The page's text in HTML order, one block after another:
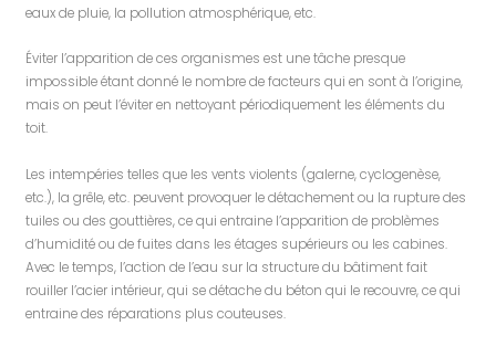
eaux de pluie, la pollution atmosphérique, etc.
Éviter l’apparition de ces organismes est une tâche presque
impossible étant donné le nombre de facteurs qui en sont à l’origine,
mais on peut l’éviter en nettoyant périodiquement les éléments du
toit.
Les intempéries telles que les vents violents (galerne, cyclogenèse,
etc.), la grêle, etc. peuvent provoquer le détachement ou la rupture des
tuiles ou des gouttières, ce qui entraine l’apparition de problèmes
d’humidité ou de fuites dans les étages supérieurs ou les cabines.
Avec le temps, l’action de l’eau sur la structure du bâtiment fait
rouiller l’acier intérieur, qui se détache du béton qui le recouvre, ce qui
entraine des réparations plus couteuses.